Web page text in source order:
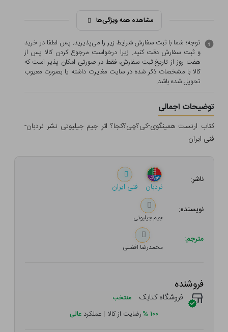
مشاهده همه ویژگی‌ها
توجه؛ شما با ثبت سفارش شرایط زیر را می‌پذیرید. پس لطفا در خرید
و ثبت سفارش دقت کنید. زیرا درخواست مرجوع کردن کالا پس از
هفت روز از تاریخ ثبت سفارش، فقط در صورتی امکان پذیر است که
کالا با مشخصات ذکر شده در سایت مغایرت داشته یا بصورت معيوب
تحویل شده باشد.
توضیحات اجمالی
کتاب ارنست همینگوی-کی؟چی؟کجا؟ اثر جیم جیلیوتی نشر نردبان-
فنی ایران
ناشر:
نردبان
فنی ایران
نویسنده:
جیم جیلیوتی
مترجم:
محمدرضا افضلی
فروشنده
فروشگاه کتابک منتخب
۱۰۰ %رضایت از کالا | عملکرد عالی